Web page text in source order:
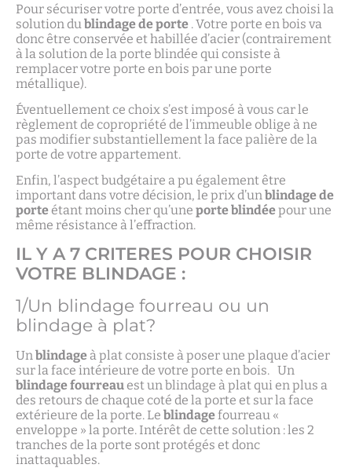
Pour sécuriser votre porte d’entrée, vous avez choisi la
solution du blindage de porte . Votre porte en bois va
donc être conservée et habillée d’acier (contrairement
à la solution de la porte blindée qui consiste à
remplacer votre porte en bois par une porte
métallique).
Éventuellement ce choix s’est imposé à vous car le
règlement de copropriété de l’immeuble oblige à ne
pas modifier substantiellement la face palière de la
porte de votre appartement.
Enfin, l’aspect budgétaire a pu également être
important dans votre décision, le prix d’unblindage de
porte étant moins cher qu’une porte blindéepour une
même résistance à l’effraction.
IL Y A 7 CRITERES POUR CHOISIR
VOTRE BLINDAGE :
1/Un blindage fourreau ou un
blindage à plat?
Un blindage à plat consiste à poser une plaque d’acier
sur la face intérieure de votre porte en bois. Un
blindage fourreau est un blindage à plat qui en plus a
des retours de chaque coté de la porte et sur la face
extérieure de la porte. Le blindagefourreau «
enveloppe » la porte. Intérêt de cette solution : les 2
tranches de la porte sont protégés et donc
inattaquables.